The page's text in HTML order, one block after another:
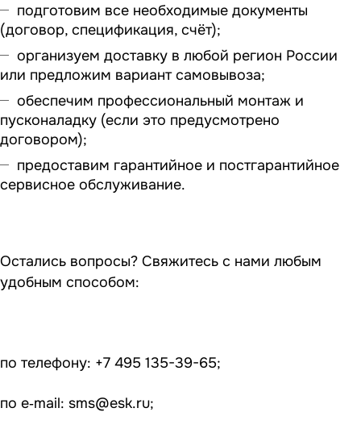
подготовим все необходимые документы
(договор, спецификация, счёт);
организуем доставку в любой регион России
или предложим вариант самовывоза;
обеспечим профессиональный монтаж и
пусконаладку (если это предусмотрено
договором);
предоставим гарантийное и постгарантийное
сервисное обслуживание.
Остались вопросы? Свяжитесь с нами любым
удобным способом:
по телефону: +7 495 135-39-65;
по e‑mail: sms@esk.ru;